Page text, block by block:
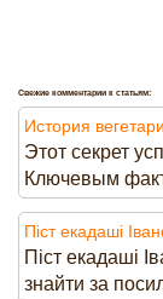
Свежие комментарии к статьям:
История
Этот секрет
Ключевым
Піст екадаші
Піст екадаші
знайти за